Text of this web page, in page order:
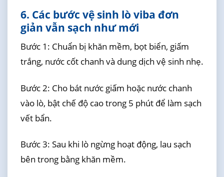
6. Các bước vệ sinh lò viba đơn
giản vẫn sạch như mới
Bước 1: Chuẩn bị khăn mềm, bọt biển, giấm
trắng, nước cốt chanh và dung dịch vệ sinh nhẹ.
Bước 2: Cho bát nước giấm hoặc nước chanh
vào lò, bật chế độ cao trong 5 phút để làm sạch
vết bẩn.
Bước 3: Sau khi lò ngừng hoạt động, lau sạch
bên trong bằng khăn mềm.